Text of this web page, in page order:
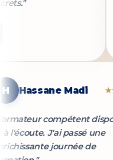
H Hassane Madi
"Formateur compétent
et à l'écoute. J'ai passé
enrichissante journée de